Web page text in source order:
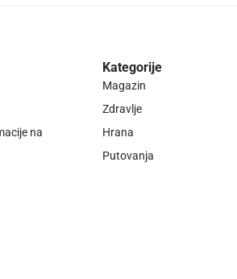
na
Kategorije
Magazin
Zdravlje
Hrana
Putovanja